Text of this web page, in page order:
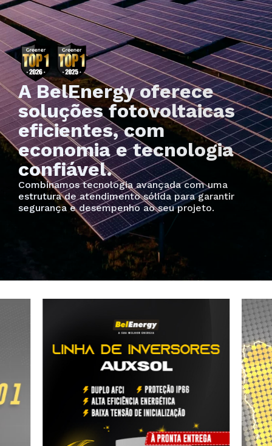
A BelEnergy oferece
soluções fotovoltaicas
eficientes, com
economia e tecnologia
confiável.
Combinamos tecnologia avançada com uma
estrutura de atendimento sólida para garantir
segurança e desempenho ao seu projeto.